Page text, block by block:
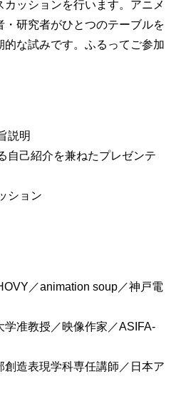
ッションを行います。アニメ
研究者がひとつのテーブルを
的な試みです。ふるってご参加
説明
己紹介を兼ねたプレゼンテ
ション
／animation soup／神戸電
学准教授／映像作家／ASIFA-
造表現学科専任講師／日本ア